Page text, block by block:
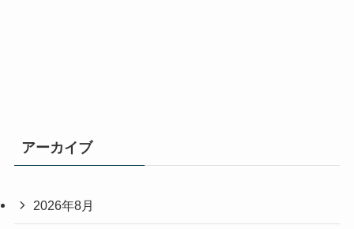
アーカイブ
2026年8月